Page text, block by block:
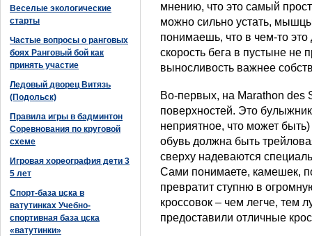
Веселые экологические
старты
Частые вопросы о ранговых
боях Ранговый бой как
принять участие
Ледовый дворец Витязь
(Подольск)
Правила игры в бадминтон
Соревнования по круговой
схеме
Игровая хореография дети 3
5 лет
Спорт-база цска в
ватутинках Учебно-
спортивная база цска
«ватутинки»
мнению, что это самый
можно сильно устать,
понимаешь, что в чем-то это
скорость бега в пустыне не
выносливость важнее
Во-первых, на Marathon des
поверхностей. Это
неприятное, что может
обувь должна быть
сверху надеваются
Сами понимаете, камешек,
превратит ступню в
кроссовок – чем легче, тем
предоставили отличные